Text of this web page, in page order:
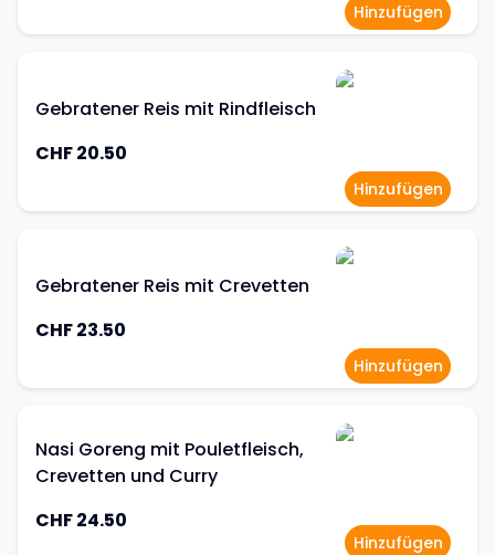
Hinzufügen
Gebratener Reis mit Rindfleisch
CHF 20.50
Hinzufügen
Gebratener Reis mit Crevetten
CHF 23.50
Hinzufügen
Nasi Goreng mit Pouletfleisch,
Crevetten und Curry
CHF 24.50
Hinzufügen